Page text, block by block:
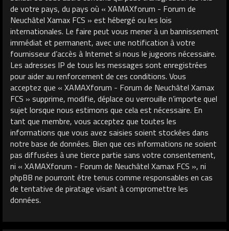
de votre pays, du pays où « XAMAXforum - Forum de
Neuchâtel Xamax FCS » est hébergé ou les lois
internationales. Le faire peut vous mener à un bannissement
immédiat et permanent, avec une notification à votre
fournisseur d’accès à Internet si nous le jugeons nécessaire.
Les adresses IP de tous les messages sont enregistrées
pour aider au renforcement de ces conditions. Vous
acceptez que « XAMAXforum - Forum de Neuchâtel Xamax
FCS » supprime, modifie, déplace ou verrouille n’importe quel
sujet lorsque nous estimons que cela est nécessaire. En
tant que membre, vous acceptez que toutes les
informations que vous avez saisies soient stockées dans
notre base de données. Bien que ces informations ne soient
pas diffusées à une tierce partie sans votre consentement,
ni « XAMAXforum - Forum de Neuchâtel Xamax FCS », ni
phpBB ne pourront être tenus comme responsables en cas
de tentative de piratage visant à compromettre les
données.